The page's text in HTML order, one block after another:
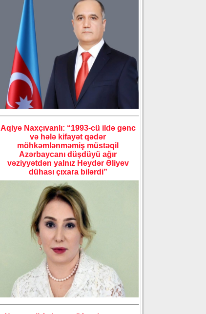
Aqiyə Naxçıvanlı: “1993-cü ildə gənc
və hələ kifayət qədər
möhkəmlənməmiş müstəqil
Azərbaycanı düşdüyü ağır
vəziyyətdən yalnız Heydər Əliyev
dühası çıxara bilərdi”